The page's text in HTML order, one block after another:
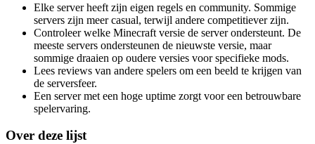
Elke server heeft zijn eigen regels en community. Sommige
servers zijn meer casual, terwijl andere competitiever zijn.
Controleer welke Minecraft versie de server ondersteunt. De
meeste servers ondersteunen de nieuwste versie, maar
sommige draaien op oudere versies voor specifieke mods.
Lees reviews van andere spelers om een beeld te krijgen van
de serversfeer.
Een server met een hoge uptime zorgt voor een betrouwbare
spelervaring.
Over deze lijst